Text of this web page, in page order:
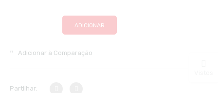
ADICIONAR
Adicionar à Comparação
Partilhar: